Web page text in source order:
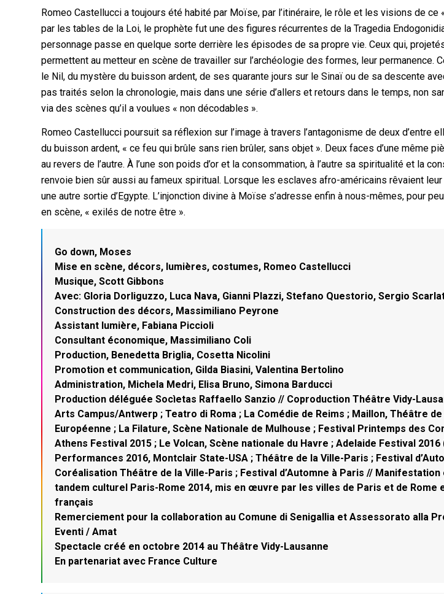
Romeo Castellucci a toujours été habité par Moïse, par l’itinéraire, le rôle et les visions de ce
par les tables de la Loi, le prophète fut une des figures récurrentes de la Tragedia
personnage passe en quelque sorte derrière les épisodes de sa propre vie. Ceux qui,
permettent au metteur en scène de travailler sur l’archéologie des formes, leur permanence.
le Nil, du mystère du buisson ardent, de ses quarante jours sur le Sinaï ou de sa descente
pas traités selon la chronologie, mais dans une série d’allers et retours dans le temps, non
via des scènes qu’il a voulues « non décodables ».
Romeo Castellucci poursuit sa réflexion sur l’image à travers l’antagonisme de deux d’entre
du buisson ardent, « ce feu qui brûle sans rien brûler, sans objet ». Deux faces d’une même
au revers de l’autre. À l’une son poids d’or et la consommation, à l’autre sa spiritualité et la
renvoie bien sûr aussi au fameux spiritual. Lorsque les esclaves afro-américains rêvaient
une autre sortie d’Egypte. L’injonction divine à Moïse s’adresse enfin à nous-mêmes, pour
en scène, « exilés de notre être ».
Go down, Moses
Mise en scène, décors, lumières, costumes, Romeo Castellucci
Musique, Scott Gibbons
Avec: Gloria Dorliguzzo, Luca Nava, Gianni Plazzi, Stefano Questorio, Sergio
Construction des décors, Massimiliano Peyrone
Assistant lumière, Fabiana Piccioli
Consultant économique, Massimiliano Coli
Production, Benedetta Briglia, Cosetta Nicolini
Promotion et communication, Gilda Biasini, Valentina Bertolino
Administration, Michela Medri, Elisa Bruno, Simona Barducci
Production déléguée Socìetas Raffaello Sanzio // Coproduction Théâtre Vidy-
Arts Campus/Antwerp ; Teatro di Roma ; La Comédie de Reims ; Maillon, Théâtre
Européenne ; La Filature, Scène Nationale de Mulhouse ; Festival Printemps des
Athens Festival 2015 ; Le Volcan, Scène nationale du Havre ; Adelaide Festival
Performances 2016, Montclair State-USA ; Théâtre de la Ville-Paris ; Festival
Coréalisation Théâtre de la Ville-Paris ; Festival d’Automne à Paris //
tandem culturel Paris-Rome 2014, mis en œuvre par les villes de Paris et de Rome
français
Remerciement pour la collaboration au Comune di Senigallia et Assessorato alla
Eventi / Amat
Spectacle créé en octobre 2014 au Théâtre Vidy-Lausanne
En partenariat avec France Culture